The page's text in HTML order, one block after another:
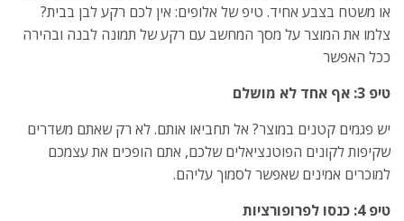
או משטח בצבע אחיד. טיפ של אלופים: אין לכם רקע לבן בבית?
צלמו את המוצר על מסך המחשב עם רקע של תמונה לבנה ובהירה
ככל האפשר
טיפ 3: אף אחד לא מושלם
יש פגמים קטנים במוצר? אל תחביאו אותם. לא רק שאתם משדרים
שקיפות לקונים הפוטנציאלים שלכם, אתם הופכים את עצמכם
למוכרים אמינים שאפשר לסמוך עליהם.
טיפ 4: כנסו לפרופורציות